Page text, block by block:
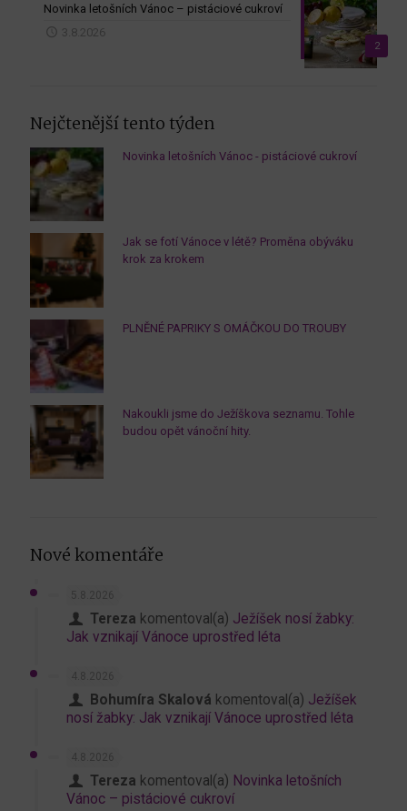
2
Novinka letošních Vánoc – pistáciové cukroví
3.8.2026
Nejčtenější tento týden
Novinka letošních Vánoc - pistáciové cukroví
Jak se fotí Vánoce v létě? Proměna obýváku
krok za krokem
PLNĚNÉ PAPRIKY S OMÁČKOU DO TROUBY
Nakoukli jsme do Ježíškova seznamu. Tohle
budou opět vánoční hity.
Nové komentáře
5.8.2026
Tereza komentoval(a) Ježíšek nosí žabky:
Jak vznikají Vánoce uprostřed léta
4.8.2026
Bohumíra Skalová komentoval(a) Ježíšek
nosí žabky: Jak vznikají Vánoce uprostřed léta
4.8.2026
Tereza komentoval(a) Novinka letošních
Vánoc – pistáciové cukroví